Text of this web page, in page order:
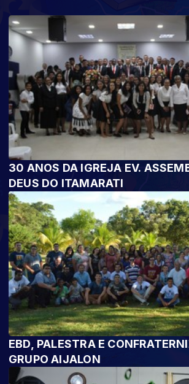
30 ANOS DA IGREJA EV.
DEUS DO ITAMARATI
EBD, PALESTRA E
GRUPO AIJALON